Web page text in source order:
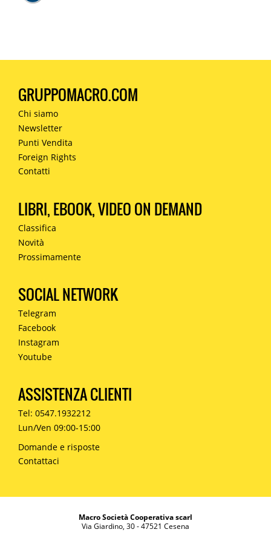
GRUPPOMACRO.COM
Chi siamo
Newsletter
Punti Vendita
Foreign Rights
Contatti
LIBRI, EBOOK, VIDEO ON DEMAND
Classifica
Novità
Prossimamente
SOCIAL NETWORK
Telegram
Facebook
Instagram
Youtube
ASSISTENZA CLIENTI
Tel: 0547.1932212
Lun/Ven 09:00-15:00
Domande e risposte
Contattaci
Macro Società Cooperativa scarl
Via Giardino, 30 - 47521 Cesena